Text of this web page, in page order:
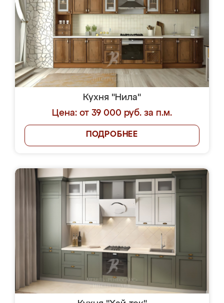
Кухня "Нила"
Цена: от 39 000 руб. за п.м.
ПОДРОБНЕЕ